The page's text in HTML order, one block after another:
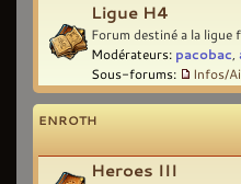
Ligue H4
Forum destiné a la
Modérateurs: pacobac
Sous-forums:
Infos/
ENROTH
Heroes III